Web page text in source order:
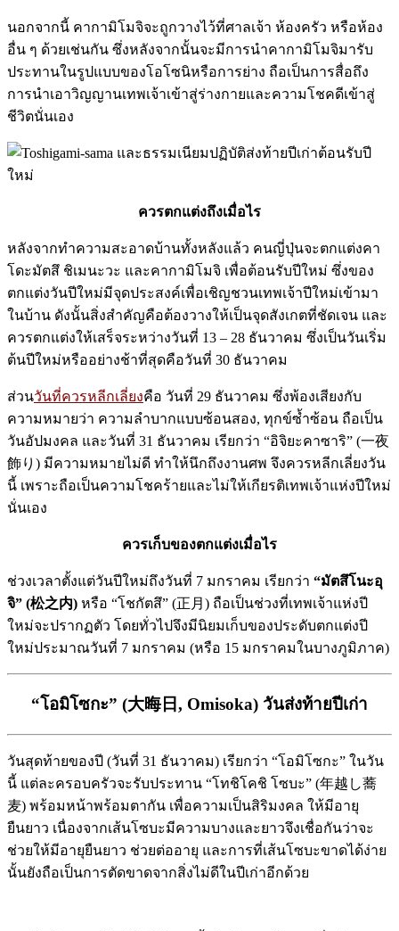
นอกจากนี้ คากามิโมจิจะถูกวางไว้ที่ศาลเจ้า ห้องครัว หรือห้อง
อื่น ๆ ด้วยเช่นกัน ซึ่งหลังจากนั้นจะมีการนำคากามิโมจิมารับ
ประทานในรูปแบบของโอโซนิหรือการย่าง ถือเป็นการสื่อถึง
การนำเอาวิญญานเทพเจ้าเข้าสู่ร่างกายและความโชคดีเข้าสู่
ชีวิตนั่นเอง
ควรตกแต่งถึงเมื่อไร
หลังจากทำความสะอาดบ้านทั้งหลังแล้ว คนญี่ปุ่นจะตกแต่งคา
โดะมัตสึ ชิเมนะวะ และคากามิโมจิ เพื่อต้อนรับปีใหม่ ซึ่งของ
ตกแต่งวันปีใหม่มีจุดประสงค์เพื่อเชิญชวนเทพเจ้าปีใหม่เข้ามา
ในบ้าน ดังนั้นสิ่งสำคัญคือต้องวางให้เป็นจุดสังเกตที่ชัดเจน และ
ควรตกแต่งให้เสร็จระหว่างวันที่ 13 – 28 ธันวาคม ซึ่งเป็นวันเริ่ม
ต้นปีใหม่หรืออย่างช้าที่สุดคือวันที่ 30 ธันวาคม
ส่วนวันที่ควรหลีกเลี่ยงคือ วันที่ 29 ธันวาคม ซึ่งพ้องเสียงกับ
ความหมายว่า ความลำบากแบบซ้อนสอง, ทุกข์ซ้ำซ้อน ถือเป็น
วันอัปมงคล และวันที่ 31 ธันวาคม เรียกว่า “อิจิยะคาซาริ” (一夜
飾り) มีความหมายไม่ดี ทำให้นึกถึงงานศพ จึงควรหลีกเลี่ยงวัน
นี้ เพราะถือเป็นความโชคร้ายและไม่ให้เกียรติเทพเจ้าแห่งปีใหม่
นั่นเอง
ควรเก็บของตกแต่งเมื่อไร
ช่วงเวลาตั้งแต่วันปีใหม่ถึงวันที่ 7 มกราคม เรียกว่า “มัตสึโนะอุ
จิ” (松之内) หรือ “โชกัตสึ” (正月) ถือเป็นช่วงที่เทพเจ้าแห่งปี
ใหม่จะปรากฏตัว โดยทั่วไปจึงมีนิยมเก็บของประดับตกแต่งปี
ใหม่ประมาณวันที่ 7 มกราคม (หรือ 15 มกราคมในบางภูมิภาค)
“โอมิโซกะ” (大晦日, Omisoka) วันส่งท้ายปีเก่า
วันสุดท้ายของปี (วันที่ 31 ธันวาคม) เรียกว่า “โอมิโซกะ” ในวัน
นี้ แต่ละครอบครัวจะรับประทาน “โทชิโคชิ โซบะ” (年越し蕎
麦) พร้อมหน้าพร้อมตากัน เพื่อความเป็นสิริมงคล ให้มีอายุ
ยืนยาว เนื่องจากเส้นโซบะมีความบางและยาวจึงเชื่อกันว่าจะ
ช่วยให้มีอายุยืนยาว ช่วยต่ออายุ และการที่เส้นโซบะขาดได้ง่าย
นั้นยังถือเป็นการตัดขาดจากสิ่งไม่ดีในปีเก่าอีกด้วย